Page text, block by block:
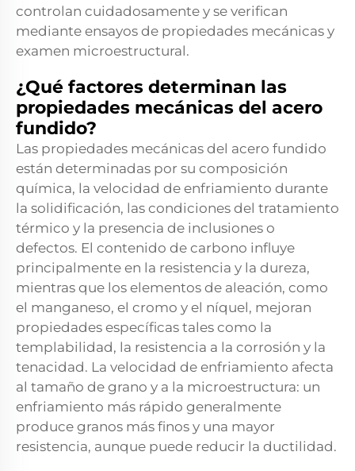
controlan cuidadosamente y se verifican
mediante ensayos de propiedades mecánicas y
examen microestructural.
¿Qué factores determinan las
propiedades mecánicas del acero
fundido?
Las propiedades mecánicas del acero fundido
están determinadas por su composición
química, la velocidad de enfriamiento durante
la solidificación, las condiciones del tratamiento
térmico y la presencia de inclusiones o
defectos. El contenido de carbono influye
principalmente en la resistencia y la dureza,
mientras que los elementos de aleación, como
el manganeso, el cromo y el níquel, mejoran
propiedades específicas tales como la
templabilidad, la resistencia a la corrosión y la
tenacidad. La velocidad de enfriamiento afecta
al tamaño de grano y a la microestructura: un
enfriamiento más rápido generalmente
produce granos más finos y una mayor
resistencia, aunque puede reducir la ductilidad.